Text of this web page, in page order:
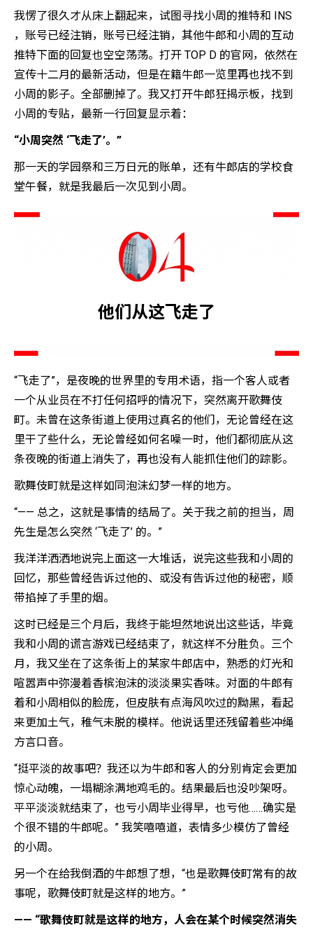
我愣了很久才从床上翻起来，试图寻找小周的推特和 INS
，账号已经注销，账号已经注销，其他牛郎和小周的互动
推特下面的回复也空空荡荡。打开 TOP D 的官网，依然在
宣传十二月的最新活动，但是在籍牛郎一览里再也找不到
小周的影子。全部删掉了。我又打开牛郎狂揭示板，找到
小周的专贴，最新一行回复显示着：
“小周突然 ‘飞走了’。”
那一天的学园祭和三万日元的账单，还有牛郎店的学校食
堂午餐，就是我最后一次见到小周。
他们从这飞走了
“飞走了”，是夜晚的世界里的专用术语，指一个客人或者
一个从业员在不打任何招呼的情况下，突然离开歌舞伎
町。未曾在这条街道上使用过真名的他们，无论曾经在这
里干了些什么，无论曾经如何名噪一时，他们都彻底从这
条夜晚的街道上消失了，再也没有人能抓住他们的踪影。
歌舞伎町就是这样如同泡沫幻梦一样的地方。
“—— 总之，这就是事情的结局了。关于我之前的担当，周
先生是怎么突然 ‘飞走了’ 的。”
我洋洋洒洒地说完上面这一大堆话，说完这些我和小周的
回忆，那些曾经告诉过他的、或没有告诉过他的秘密，顺
带掐掉了手里的烟。
这时已经是三个月后，我终于能坦然地说出这些话，毕竟
我和小周的谎言游戏已经结束了，就这样不分胜负。三个
月，我又坐在了这条街上的某家牛郎店中，熟悉的灯光和
喧嚣声中弥漫着香槟泡沫的淡淡果实香味。对面的牛郎有
着和小周相似的脸庞，但皮肤有点海风吹过的黝黑，看起
来更加土气，稚气未脱的模样。他说话里还残留着些冲绳
方言口音。
“挺平淡的故事吧？我还以为牛郎和客人的分别肯定会更加
惊心动魄，一塌糊涂满地鸡毛的。结果最后也没吵架呀。
平平淡淡就结束了，也亏小周毕业得早，也亏他……确实是
个很不错的牛郎呢。” 我笑嘻嘻道，表情多少模仿了曾经
的小周。
另一个在给我倒酒的牛郎想了想，“也是歌舞伎町常有的故
事呢，歌舞伎町就是这样的地方。”
—— “歌舞伎町就是这样的地方，人会在某个时候突然消失